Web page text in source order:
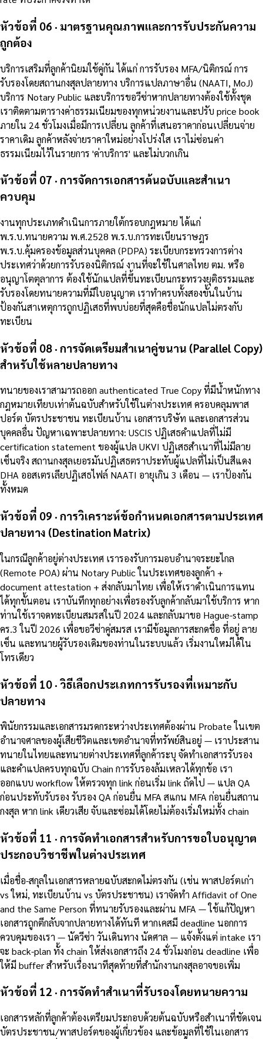
หัวข้อที่ 06 · มาตรฐานคุณภาพและการรับประกันความ
ถูกต้อง
บริการเสริมที่ลูกค้านิยมใช้คู่กัน ได้แก่ การรับรอง MFA/นิติกรณ์ การ
รับรองโดยสถานกงสุลปลายทาง บริการแปลภาษาอื่น (NAATI, MoJ)
บริการ Notary Public และบริการขอวีซ่าหากปลายทางต้องใช้ทั้งชุด
เราติดตามตารางค่าธรรมเนียมของทุกหน่วยงานและปรับ price book
ภายใน 24 ชั่วโมงเมื่อมีการเปลี่ยน ลูกค้าที่เสนอราคาก่อนเปลี่ยนจ่าย
ราคาเดิม ลูกค้าหลังจ่ายราคาใหม่อย่างโปร่งใส เราไม่ซ่อนค่า
ธรรมเนียมไว้ในรายการ 'ค่าบริการ' และไม่บวกเกิน
หัวข้อที่ 07 · การจัดการเอกสารต้นฉบับและสำเนา
ควบคุม
งานทุกประเภทดำเนินการภายใต้กรอบกฎหมาย ได้แก่
พ.ร.บ.ทนายความ พ.ศ.2528 พ.ร.บ.การทะเบียนราษฎร
พ.ร.บ.คุ้มครองข้อมูลส่วนบุคคล (PDPA) ระเบียบกระทรวงการต่าง
ประเทศว่าด้วยการรับรองนิติกรณ์ งานที่จะใช้ในศาลไทย ตม. หรือ
อนุญาโตตุลาการ ต้องใช้นักแปลที่ขึ้นทะเบียนกระทรวงยุติธรรมและ
รับรองโดยทนายความที่มีใบอนุญาต เราทำครบทั้งสองขั้นในบ้าน
ป้องกันสาเหตุการถูกปฏิเสธที่พบบ่อยที่สุดคือชื่อนักแปลไม่ตรงกับ
ทะเบียน
หัวข้อที่ 08 · การจัดเตรียมสำเนาคู่ขนาน (Parallel Copy)
สำหรับใช้หลายปลายทาง
ทนายของเราสามารถออก authenticated True Copy ที่มีน้ำหนักทาง
กฎหมายเทียบเท่าต้นฉบับสำหรับใช้ในต่างประเทศ ครอบคลุมพาส
ปอร์ต บัตรประชาชน ทะเบียนบ้าน เอกสารบริษัท และเอกสารส่วน
บุคคลอื่น ปัญหาเฉพาะปลายทาง: USCIS ปฏิเสธคำแปลที่ไม่มี
certification statement ของผู้แปล UKVI ปฏิเสธสำเนาที่ไม่มีลาย
เซ็นจริง สถานกงสุลเยอรมันปฏิเสธตราประทับผู้แปลที่ไม่เป็นสีแดง
DHA ออสเตรเลียปฏิเสธไฟล์ NAATI อายุเกิน 3 เดือน — เราป้องกัน
ทั้งหมด
หัวข้อที่ 09 · การวิเคราะห์ข้อกำหนดเอกสารตามประเทศ
ปลายทาง (Destination Matrix)
ในกรณีลูกค้าอยู่ต่างประเทศ เรารองรับการมอบอำนาจระยะไกล
(Remote POA) ผ่าน Notary Public ในประเทศของลูกค้า +
document attestation + ส่งกลับมาไทย เพื่อให้เราดำเนินการแทน
ได้ทุกขั้นตอน เราบันทึกทุกอย่างเพื่อรองรับลูกค้ากลับมาใช้บริการ หาก
ท่านใช้เราจดทะเบียนสมรสในปี 2024 และกลับมาขอ Hague-stamp
คร.3 ในปี 2026 เพื่อขอวีซ่าคู่สมรส เรามีข้อมูลการสะกดชื่อ ที่อยู่ ลาย
เซ็น และทนายผู้รับรองเดิมของท่านในระบบแล้ว เริ่มงานใหม่ได้ใน
โทรเดียว
หัวข้อที่ 10 · วิธีเลือกประเภทการรับรองที่เหมาะกับ
ปลายทาง
พินัยกรรมและเอกสารมรดกระหว่างประเทศต้องผ่าน Probate ในเขต
อำนาจศาลของผู้เสียชีวิตและเขตอำนาจที่ทรัพย์สินอยู่ — เราประสาน
ทนายในไทยและทนายต่างประเทศที่ลูกค้าระบุ จัดทำเอกสารรับรอง
และคำแปลครบทุกฉบับ Chain การรับรองล้มเหลวได้ทุกข้อ เรา
ออกแบบ workflow ให้ตรวจทุก link ก่อนเริ่ม link ถัดไป — แปล QA
ก่อนประทับรับรอง รับรอง QA ก่อนยื่น MFA สแกน MFA ก่อนยื่นสถาน
กงสุล หาก link เดียวเสีย จับและซ่อมได้โดยไม่ต้องเริ่มใหม่ทั้ง chain
หัวข้อที่ 11 · การจัดทำเอกสารสำหรับการขอใบอนุญาต
ประกอบวิชาชีพในต่างประเทศ
เมื่อชื่อ-สกุลในเอกสารหลายฉบับสะกดไม่ตรงกัน (เช่น พาสปอร์ตเก่า
vs ใหม่, ทะเบียนบ้าน vs บัตรประชาชน) เราจัดทำ Affidavit of One
and the Same Person ที่ทนายรับรองและผ่าน MFA — ใช้แก้ปัญหา
เอกสารถูกตีกลับจากปลายทางได้ทันที หากเคสมี deadline นอกการ
ควบคุมของเรา — นัดวีซ่า วันเดินทาง นัดศาล — แจ้งตั้งแต่ intake เรา
จะ back-plan ทั้ง chain ให้ส่งเอกสารถึง 24 ชั่วโมงก่อน deadline เพื่อ
ให้มี buffer สำหรับเรื่องนาทีสุดท้ายที่สำนักงานกงสุลอาจขอเพิ่ม
หัวข้อที่ 12 · การจัดทำสำเนาที่รับรองโดยทนายความ
เอกสารหลักที่ลูกค้าต้องเตรียมประกอบด้วยต้นฉบับหรือสำเนาที่ชัดเจน
บัตรประชาชน/พาสปอร์ตของผู้เกี่ยวข้อง และข้อมูลที่ใช้ในเอกสาร